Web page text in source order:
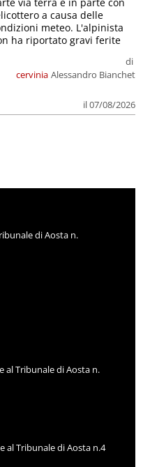
cervinia
di
Alessandro Bianchet
il 07/08/2026
a causa delle
meteo. L'alpinista
ha riportato gravi ferite
di Aosta n.
al Tribunale di Aosta n.
al Tribunale di Aosta n.4